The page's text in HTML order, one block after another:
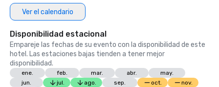
Ver el calendario
Disponibilidad estacional
Empareje las fechas de su evento con la disponibilidad de este
hotel. Las estaciones bajas tienden a tener mejor
disponibilidad.
ene. feb. mar. abr.
may.
jun.
jul. ago. sep. oct.
nov.